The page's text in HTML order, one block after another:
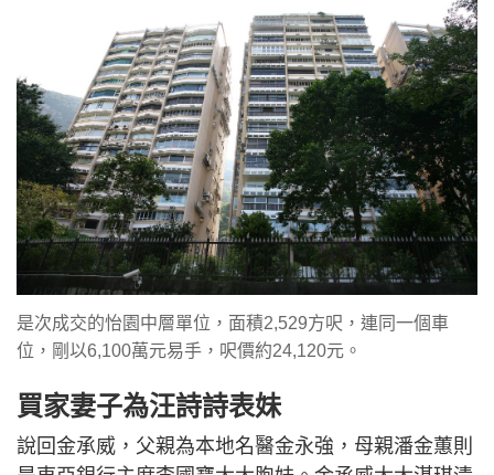
是次成交的怡園中層單位，面積2,529方呎，連同一個車
位，剛以6,100萬元易手，呎價約24,120元。
買家妻子為汪詩詩表妹
說回金承威，父親為本地名醫金永強，母親潘金蕙則